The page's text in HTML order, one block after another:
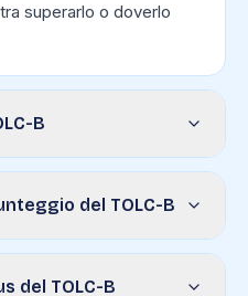
superarlo o doverlo
B
del TOLC-B
del TOLC-B